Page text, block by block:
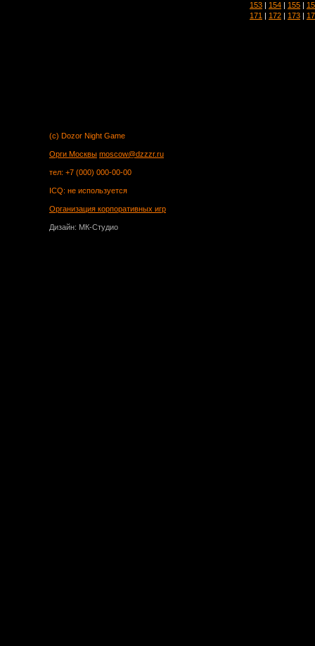
153 | 154 | 155 |
171 | 172 | 173 |
(c) Dozor Night Game
Орги Москвы moscow@dzzzr.ru
тел: +7 (000) 000-00-00
ICQ: не используется
Организация корпоративных игр
Дизайн: МК-Студио